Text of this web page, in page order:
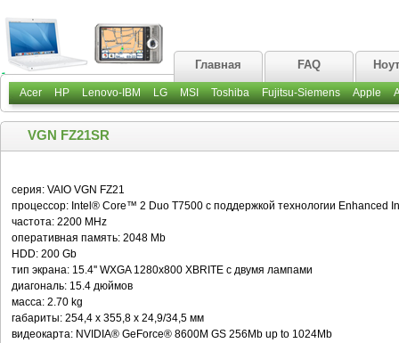
Главная FAQ
Acer HP Lenovo-IBM LG MSI Toshiba Fujitsu-Siemens Apple
VGN FZ21SR
серия: VAIO VGN FZ21
процессор: Intel® Core™ 2 Duo T7500 с поддержкой технологии Enhanced
частота: 2200 MHz
оперативная память: 2048 Mb
HDD: 200 Gb
тип экрана: 15.4'' WXGA 1280x800 XBRITE с двумя лампами
диагональ: 15.4 дюймов
масса: 2.70 kg
габариты: 254,4 x 355,8 x 24,9/34,5 мм
видеокарта: NVIDIA® GeForce® 8600M GS 256Mb up to 1024Mb